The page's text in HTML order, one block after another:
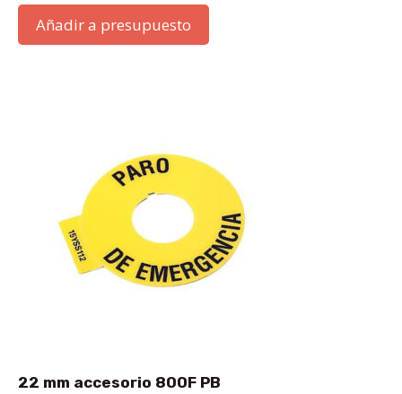
Añadir a presupuesto
22 mm accesorio 800F PB